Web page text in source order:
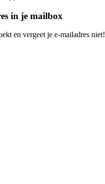
in je mailbox
en vergeet je e-mailadres niet!